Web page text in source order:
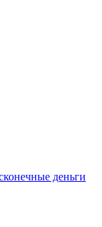
деньги